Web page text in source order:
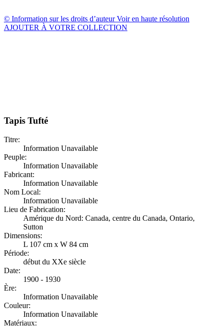
© Information sur les droits d’auteurVoir en haute résolution
AJOUTER À VOTRE COLLECTION
Tapis Tufté
Titre:
Information Unavailable
Peuple:
Information Unavailable
Fabricant:
Information Unavailable
Nom Local:
Information Unavailable
Lieu de Fabrication:
Amérique du Nord: Canada, centre du Canada, Ontario,
Sutton
Dimensions:
L 107 cm x W 84 cm
Période:
début du XXe siècle
Date:
1900 - 1930
Ère:
Information Unavailable
Couleur:
Information Unavailable
Matériaux: